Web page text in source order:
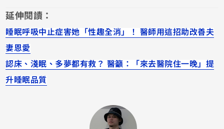
延伸閱讀：
睡眠呼吸中止症害她「性趣全消」！ 醫師用這招助改善夫
妻恩愛
認床、淺眠、多夢都有救？ 醫籲：「來去醫院住一晚」提
升睡眠品質